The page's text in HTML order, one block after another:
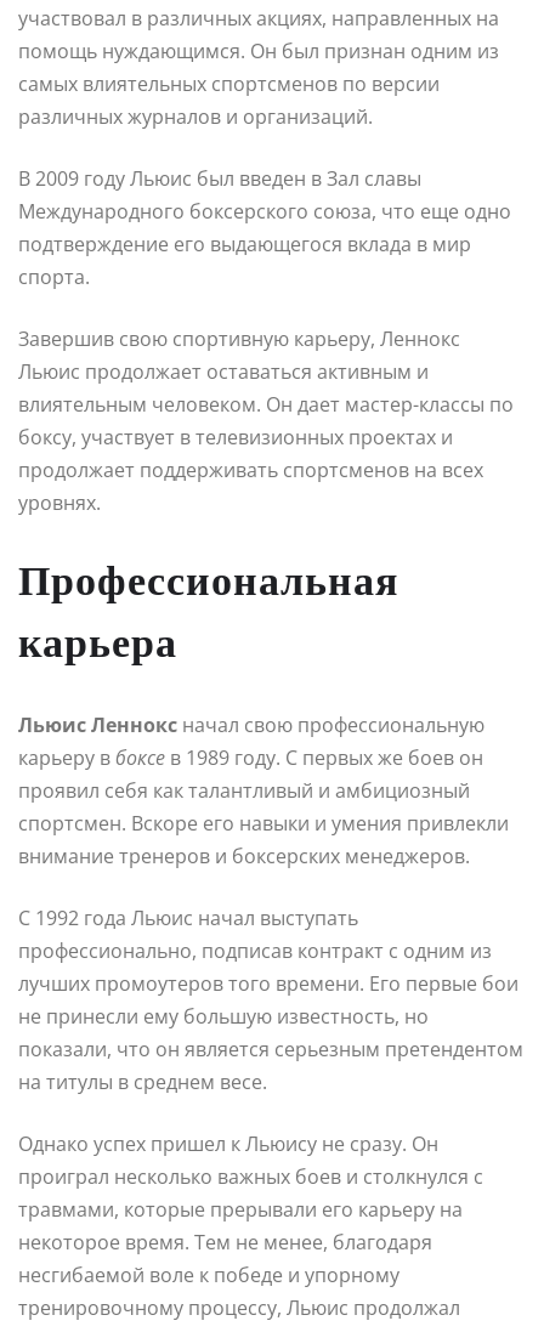
участвовал в различных акциях, направленных на
помощь нуждающимся. Он был признан одним из
самых влиятельных спортсменов по версии
различных журналов и организаций.
В 2009 году Льюис был введен в Зал славы
Международного боксерского союза, что еще одно
подтверждение его выдающегося вклада в мир
спорта.
Завершив свою спортивную карьеру, Леннокс
Льюис продолжает оставаться активным и
влиятельным человеком. Он дает мастер-классы по
боксу, участвует в телевизионных проектах и
продолжает поддерживать спортсменов на всех
уровнях.
Профессиональная
карьера
Льюис Леннокс начал свою профессиональную
карьеру вбоксе в 1989 году. С первых же боев он
проявил себя как талантливый и амбициозный
спортсмен. Вскоре его навыки и умения привлекли
внимание тренеров и боксерских менеджеров.
С 1992 года Льюис начал выступать
профессионально, подписав контракт с одним из
лучших промоутеров того времени. Его первые бои
не принесли ему большую известность, но
показали, что он является серьезным претендентом
на титулы в среднем весе.
Однако успех пришел к Льюису не сразу. Он
проиграл несколько важных боев и столкнулся с
травмами, которые прерывали его карьеру на
некоторое время. Тем не менее, благодаря
несгибаемой воле к победе и упорному
тренировочному процессу, Льюис продолжал